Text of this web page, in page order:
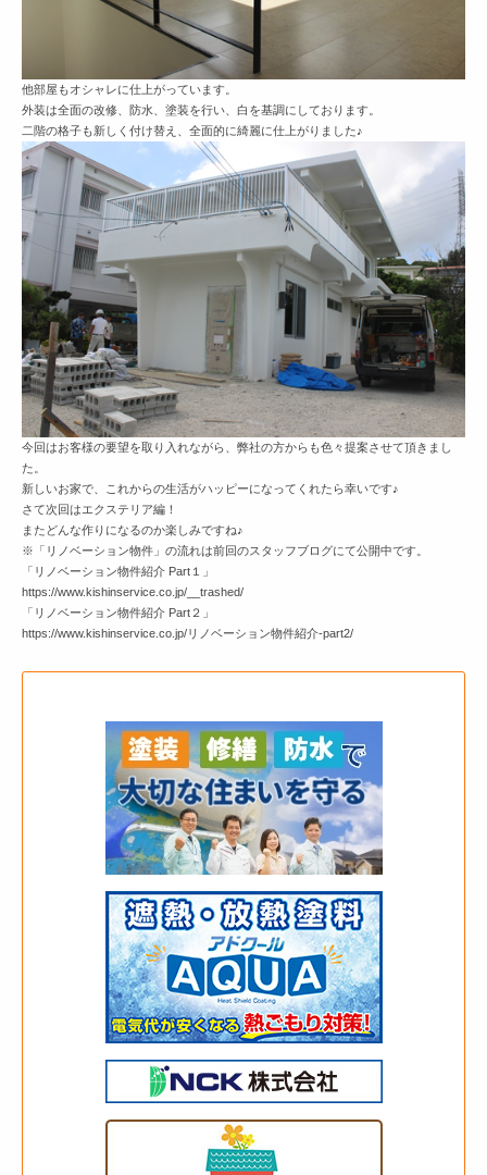
他部屋もオシャレに仕上がっています。
外装は全面の改修、防水、塗装を行い、白を基調にしております。
二階の格子も新しく付け替え、全面的に綺麗に仕上がりました♪
今回はお客様の要望を取り入れながら、弊社の方からも色々提案させて頂きまし
た。
新しいお家で、これからの生活がハッピーになってくれたら幸いです♪
さて次回はエクステリア編！
またどんな作りになるのか楽しみですね♪
※「リノベーション物件」の流れは前回のスタッフブログにて公開中です。
「リノベーション物件紹介 Part１」
https://www.kishinservice.co.jp/__trashed/
「リノベーション物件紹介 Part２」
https://www.kishinservice.co.jp/リノベーション物件紹介-part2/